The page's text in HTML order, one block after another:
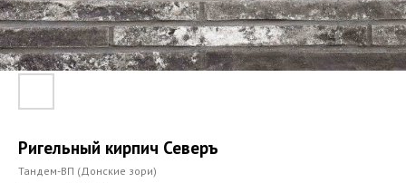
Ригельный кирпич Северъ
Тандем-ВП (Донские зори)